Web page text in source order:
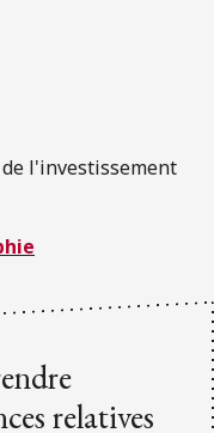
l'investissement
relatives